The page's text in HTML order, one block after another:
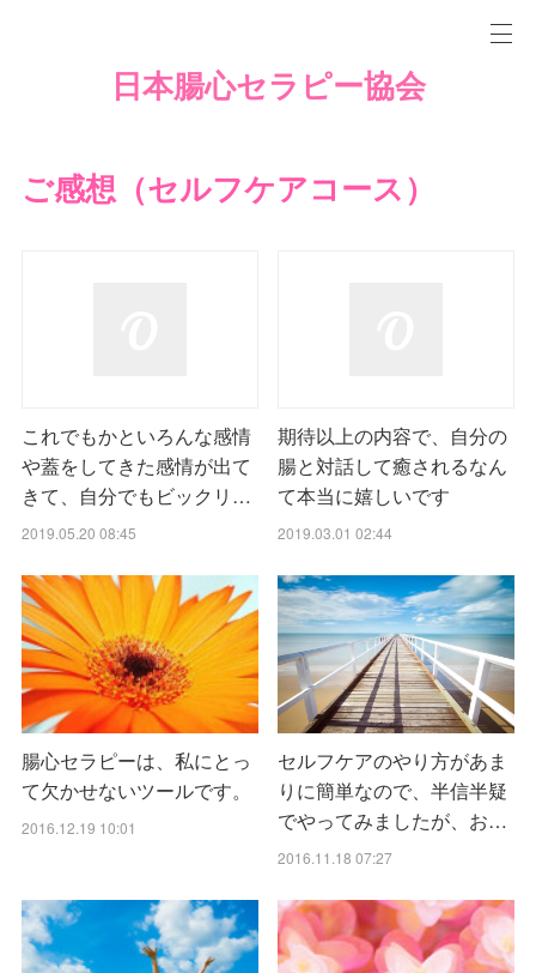
日本腸心セラピー協会
ご感想（セルフケアコース）
これでもかといろんな感情
や蓋をしてきた感情が出て
きて、自分でもビックリ…
2019.05.20 08:45
期待以上の内容で、自分の
腸と対話して癒されるなん
て本当に嬉しいです
2019.03.01 02:44
腸心セラピーは、私にとっ
て欠かせないツールです。
2016.12.19 10:01
セルフケアのやり方があま
りに簡単なので、半信半疑
でやってみましたが、お…
2016.11.18 07:27